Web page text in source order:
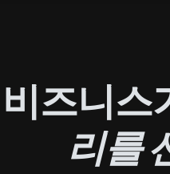
즈니스
리를